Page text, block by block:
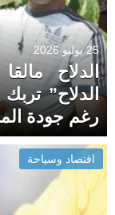
25 يوليو 2026
الدلاح
الدلاح”
رغم جودة
اقتصاد وسياحة